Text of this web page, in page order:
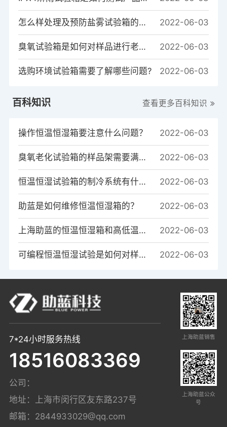
怎么样处理及预防盐雾试验箱的常见故障 2022-06-03
臭氧试验箱是如何对样品进行老化测试的？ 2022-06-03
选购环境试验箱需要了解哪些问题? 2022-06-03
百科知识 查看更多百科知识
操作恒温恒湿箱要注意什么问题？ 2022-06-03
臭氧老化试验箱的样品架需要满足哪些条件? 2022-06-03
恒温恒湿试验箱的制冷系统有什么作用？ 2022-06-03
助蓝是如何维修恒温恒湿箱的？ 2022-06-03
上海助蓝的恒温恒湿箱和高低温箱的系统区别是什么？ 2022-06-03
可编程恒温恒湿试验是如何对样品进行温度测试的？ 2022-06-03
7*24小时服务热线
18516083369
公司：
地址：上海市闵行区友东路237号
邮箱： 2844933029@qq.com
上海助蓝销售
上海助蓝公众
号